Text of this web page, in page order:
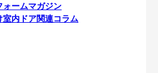
ォームマガジン
室内ドア関連コラム